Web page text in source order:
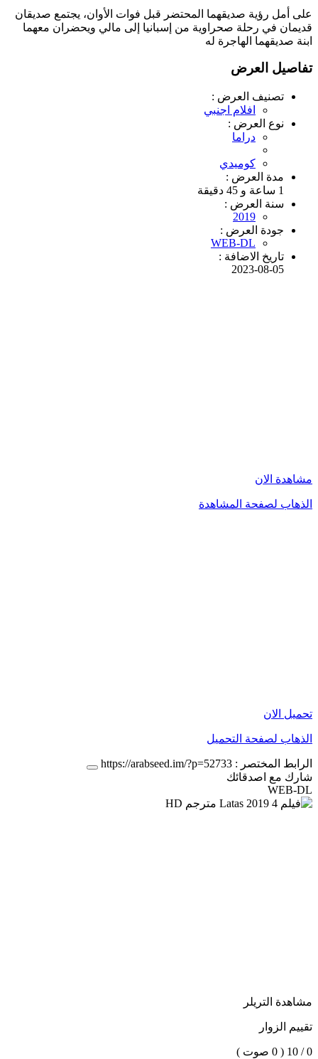
على أمل رؤية صديقهما المحتضر قبل فوات الأوان، يجتمع صديقان
قديمان في رحلة صحراوية من إسبانيا إلى مالي ويحضران معهما
ابنة صديقهما الهاجرة له
تفاصيل العرض
تصنيف العرض :
افلام اجنبي
نوع العرض :
دراما
كوميدي
مدة العرض :
1 ساعة و 45 دقيقة
سنة العرض :
2019
جودة العرض :
WEB-DL
تاريخ الاضافة :
2023-08-05
مشاهدة الان
الذهاب لصفحة المشاهدة
تحميل الان
الذهاب لصفحة التحميل
الرابط المختصر : https://arabseed.im/?p=52733
شارك مع اصدقائك
WEB-DL
مشاهدة التريلر
تقييم الزوار
0 / 10 ( 0 صوت )